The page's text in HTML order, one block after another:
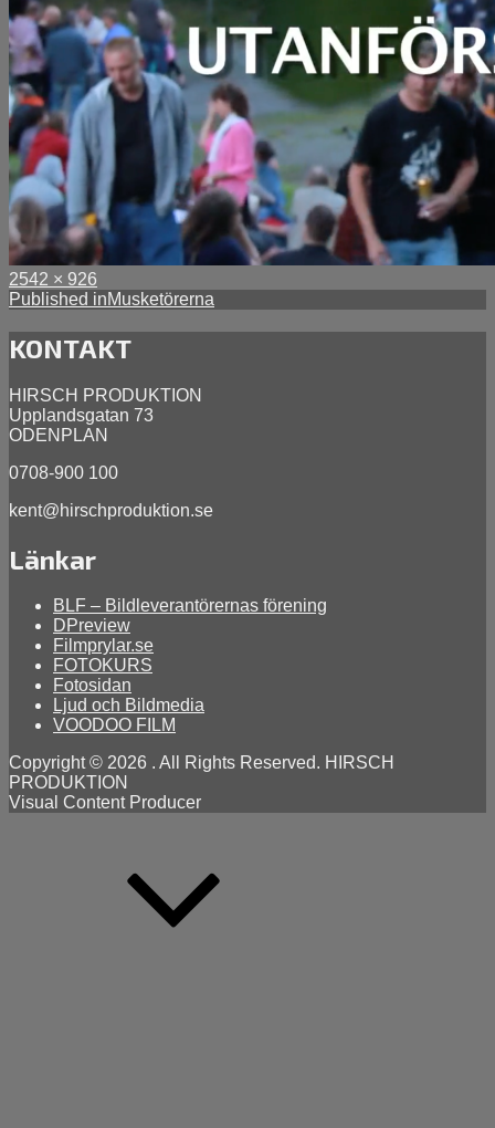
Posted
on
5,
2016
Full
size
2542 × 926
Inläggsnavigering
Published inMusketörerna
KONTAKT
HIRSCH PRODUKTION
Upplandsgatan 73
ODENPLAN
0708-900 100
kent@hirschproduktion.se
Länkar
BLF – Bildleverantörernas förening
DPreview
Filmprylar.se
FOTOKURS
Fotosidan
Ljud och Bildmedia
VOODOO FILM
Copyright © 2026 . All Rights Reserved. HIRSCH
PRODUKTION
Visual Content Producer